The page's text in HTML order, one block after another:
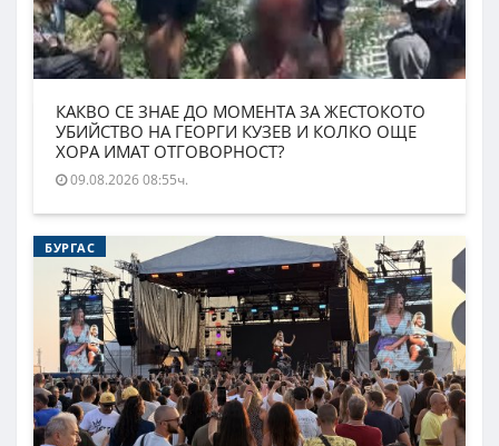
КАКВО СЕ ЗНАЕ ДО МОМЕНТА ЗА ЖЕСТОКОТО
УБИЙСТВО НА ГЕОРГИ КУЗЕВ И КОЛКО ОЩЕ
ХОРА ИМАТ ОТГОВОРНОСТ?
09.08.2026 08:55ч.
БУРГАС